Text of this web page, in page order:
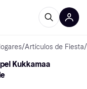
/Artículos de Fiesta/
Kukkamaa